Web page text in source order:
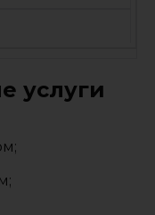
услуги